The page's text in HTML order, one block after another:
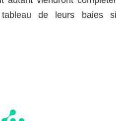
tableau de leurs baies si